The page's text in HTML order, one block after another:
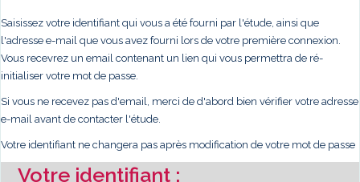
Saisissez votre identifiant qui vous a été fourni par l'étude, ainsi que
l'adresse e-mail que vous avez fourni lors de votre première connexion.
Vous recevrez un email contenant un lien qui vous permettra de ré-
initialiser votre mot de passe.
Si vous ne recevez pas d'email, merci de d'abord bien vérifier votre adresse
e-mail avant de contacter l'étude.
Votre identifiant ne changera pas après modification de votre mot de passe
Votre identifiant